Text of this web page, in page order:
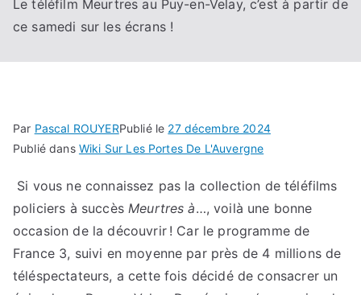
Le téléfilm Meurtres au Puy-en-Velay, c’est à partir de
ce samedi sur les écrans !
Par Pascal ROUYERPublié le 27 décembre 2024
Publié dans Wiki Sur Les Portes De L'Auvergne
Si vous ne connaissez pas la collection de téléfilms
policiers à succèsMeurtres à…, voilà une bonne
occasion de la découvrir ! Car le programme de
France 3, suivi en moyenne par près de 4 millions de
téléspectateurs, a cette fois décidé de consacrer un